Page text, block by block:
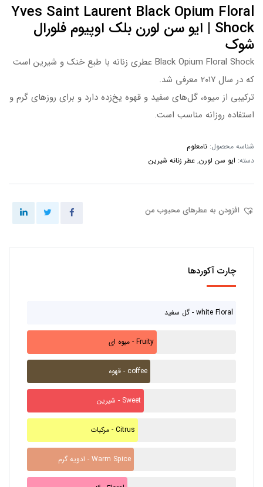
Yves Saint Laurent Black Opium Floral
Shock | ایو سن لورن بلک اوپیوم فلورال
شوک
Black Opium Floral Shock عطری زنانه با طبع خنک و شیرین است
که در سال ۲۰۱۷ معرفی شد.
ترکیبی از میوه، گل‌های سفید و قهوه یخ‌زده دارد و برای روزهای گرم و
استفاده روزانه مناسب است.
شناسه محصول: نامعلوم
دسته: ایو سن لورن, عطر زنانه شیرین
افزودن به عطرهای محبوب من
چارت آکوردها
گل سفید - white Floral
میوه ای - Fruity
قهوه - coffee
شیرین - Sweet
مرکبات - Citrus
ادویه گرم - Warm Spice